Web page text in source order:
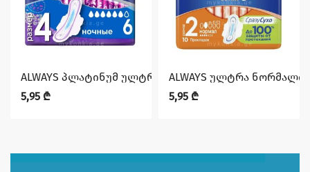
ALWAYS პლატინუმ ულტრა ღამის 6ც
5,95 ₾
ALWAYS ულტრა ნორმალი
5,95 ₾